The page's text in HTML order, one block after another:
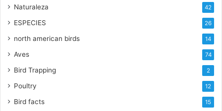
Naturaleza 42
ESPECIES 26
north american birds 14
Aves 74
Bird Trapping 2
Poultry 12
Bird facts 15